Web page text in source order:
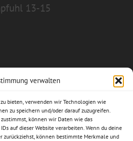
verwalten
bieten, verwenden wir Technologien wie
zu speichern und/oder darauf zuzugreifen.
können wir Daten wie das
auf dieser Website verarbeiten. Wenn du deine
können bestimmte Merkmale und
13-15